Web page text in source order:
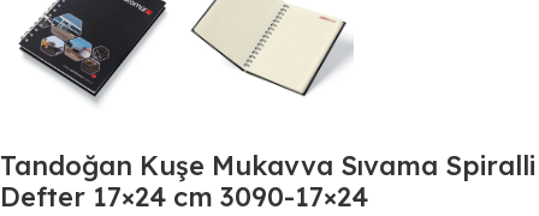
Tandoğan Kuşe Mukavva Sıvama Spiralli
Defter 17×24 cm 3090-17×24